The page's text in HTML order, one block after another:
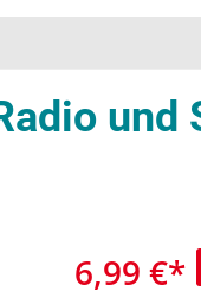
und
6,99 €*